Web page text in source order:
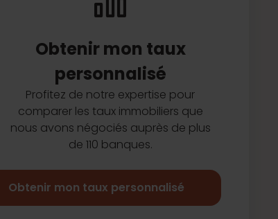
Obtenir mon taux
personnalisé
Profitez de notre expertise pour
comparer les taux immobiliers que
nous avons négociés auprès de plus
de 110 banques.
Obtenir mon taux personnalisé